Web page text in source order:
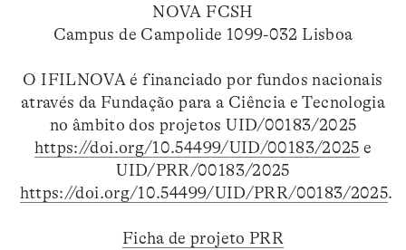
NOVA FCSH
Campus de Campolide 1099-032 Lisboa
O IFILNOVA é financiado por fundos nacionais
através da Fundação para a Ciência e Tecnologia
no âmbito dos projetos UID/00183/2025
https://doi.org/10.54499/UID/00183/2025 e
UID/PRR/00183/2025
https://doi.org/10.54499/UID/PRR/00183/2025.
Ficha de projeto PRR